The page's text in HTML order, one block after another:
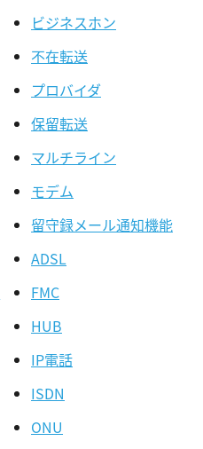
ビジネスホン
不在転送
プロバイダ
保留転送
マルチライン
モデム
留守録メール通知機能
ADSL
FMC
HUB
IP電話
ISDN
ONU